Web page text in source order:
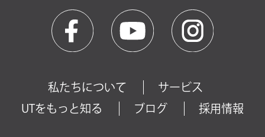
私たちについて
サービス
UTをもっと知る
ブログ 採用情報